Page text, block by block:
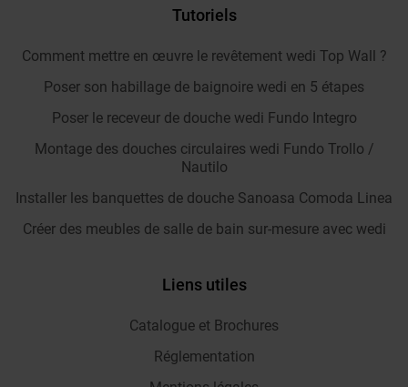
Tutoriels
Comment mettre en œuvre le revêtement wedi Top Wall ?
Poser son habillage de baignoire wedi en 5 étapes
Poser le receveur de douche wedi Fundo Integro
Montage des douches circulaires wedi Fundo Trollo /
Nautilo
Installer les banquettes de douche Sanoasa Comoda Linea
Créer des meubles de salle de bain sur-mesure avec wedi
Liens utiles
Catalogue et Brochures
Réglementation